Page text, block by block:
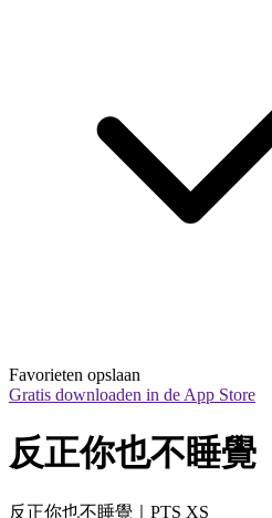
Favorieten opslaan
Gratis downloaden in de App Store
反正你也不睡覺
反正你也不睡覺｜PTS XS